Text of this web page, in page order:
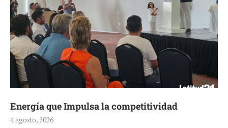
Energía que Impulsa la competitividad
4 agosto, 2026